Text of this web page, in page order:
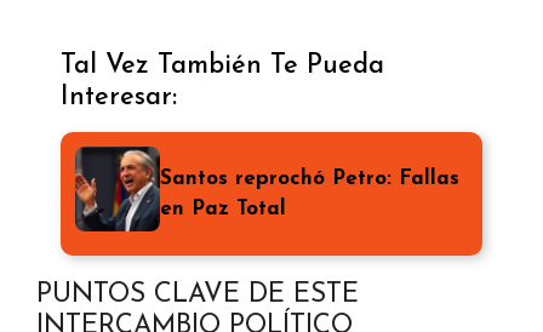
Tal Vez También Te Pueda
Interesar:
Santos reprochó Petro: Fallas
en Paz Total
PUNTOS CLAVE DE ESTE